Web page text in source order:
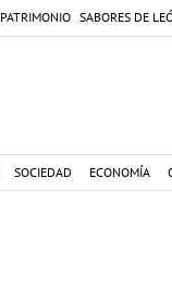
PATRIMONIO SABORES DE
SOCIEDAD ECONOMÍA